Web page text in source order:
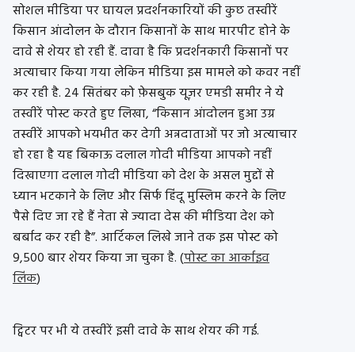
सोशल मीडिया पर घायल प्रदर्शनकारियों की कुछ तस्वीरें
किसान आंदोलन के दौरान किसानों के साथ मारपीट होने के
दावे से शेयर हो रही हैं. दावा है कि प्रदर्शनकारी किसानों पर
अत्याचार किया गया लेकिन मीडिया इस मामले को कवर नहीं
कर रही है. 24 सितंबर को फ़ेसबुक यूज़र एमडी समीर ने ये
तस्वीरें पोस्ट करते हुए लिखा, “किसान आंदोलन हुआ उग्र
तस्वीरें आपको भयभीत कर देगी अन्नदाताओं पर जो अत्याचार
हो रहा है यह बिकाऊ दलाल गोदी मीडिया आपको नहीं
दिखाएगा दलाल गोदी मीडिया को देश के असल मुद्दों से
ध्यान भटकाने के लिए और सिर्फ हिंदू मुस्लिम करने के लिए
पैसे दिए जा रहे हैं नेता से ज्यादा देस की मीडिया देश को
बर्बाद कर रही है”. आर्टिकल लिखे जाने तक इस पोस्ट को
9,500 बार शेयर किया जा चुका है. (पोस्ट का आर्काइव
लिंक)
ट्विटर पर भी ये तस्वीरें इसी दावे के साथ शेयर की गई.